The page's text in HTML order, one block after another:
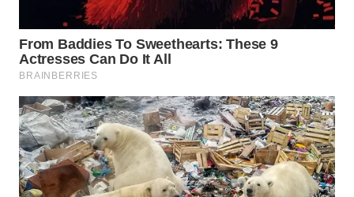
WN
KEPULAUAN
SERIBU
WN
TANGERANG
WN